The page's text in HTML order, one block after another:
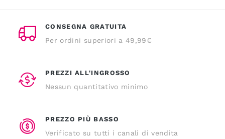
CONSEGNA GRATUITA
Per ordini superiori a 49,99€
PREZZI ALL'INGROSSO
Nessun quantitativo minimo
PREZZO PIÙ BASSO
Verificato su tutti i canali di vendita